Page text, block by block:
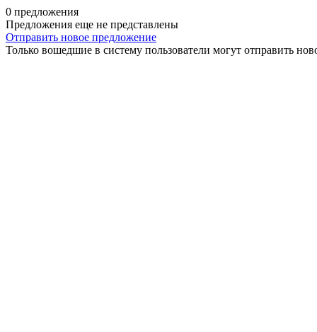
0 предложения
Предложения еще не представлены
Отправить новое предложение
Только вошедшие в систему пользователи могут отправить